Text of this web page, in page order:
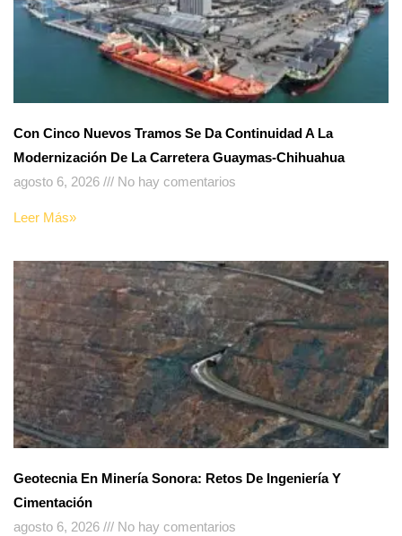
Con Cinco Nuevos Tramos Se Da Continuidad A La
Modernización De La Carretera Guaymas-Chihuahua
agosto 6, 2026
No hay comentarios
Leer Más»
Geotecnia En Minería Sonora: Retos De Ingeniería Y
Cimentación
agosto 6, 2026
No hay comentarios